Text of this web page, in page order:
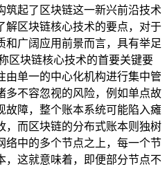
筑起了区块链这一新兴前沿技术
解区块链核心技术的要点，对于
和广阔应用前景而言，具有举足
区块链核心技术的首要关键要
由单一的中心化机构进行集中管
多不容忽视的风险，例如单点故
故障，整个账本系统可能陷入瘫
，而区块链的分布式账本则独树
络中的多个节点之上，每一个节
，这就意味着，即便部分节点不